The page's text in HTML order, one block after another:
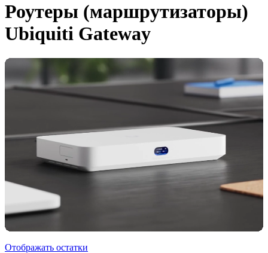
Роутеры (маршрутизаторы)
Ubiquiti Gateway
Отображать остатки